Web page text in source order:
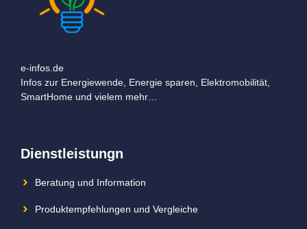
e-infos.de
Infos zur Energiewende, Energie sparen, Elektromobilität,
SmartHome und vielem mehr…
Dienstleistungn
Beratung und Information
Produktempfehlungen und Vergleiche